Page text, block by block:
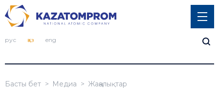
рус қаз eng
Басты бет Медиа Жаңалықтар